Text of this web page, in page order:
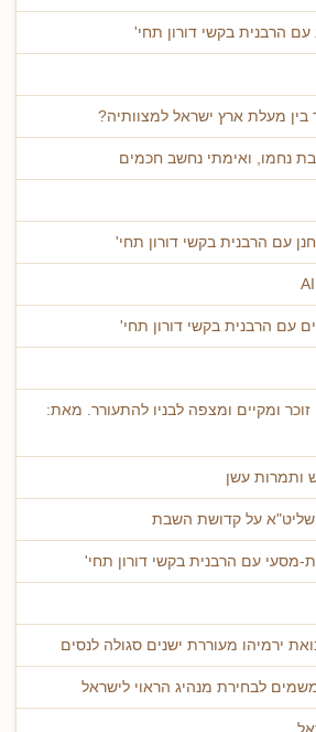
הרבנית בקשי דורון תחי'
מעלת ארץ ישראל למצוותיה?
נחמו, ואימתי נחשב חכמים
עם הרבנית בקשי דורון תחי'
עם הרבנית בקשי דורון תחי'
ומקיים ומצפה לבניו להתעורר. מאת:
ותמרות עשן
שליט"א על קדושת השבת
מסעי עם הרבנית בקשי דורון תחי'
ירמיהו מעוררת ישנים סגולה לנסים
לבחירת מנהיג הראוי לישראל